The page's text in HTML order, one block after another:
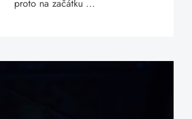
proto na začátku ...